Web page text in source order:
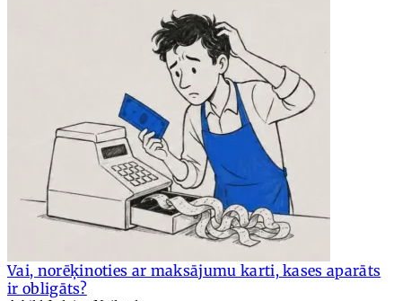
Vai, norēķinoties ar maksājumu karti, kases aparāts
ir obligāts?